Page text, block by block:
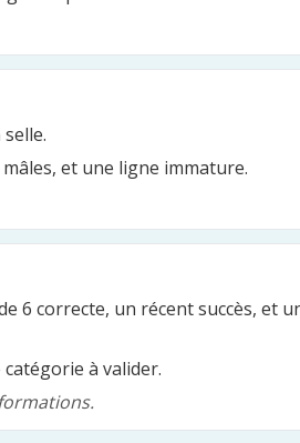
et une ligne immature.
6 correcte, un récent succès, et
à valider.